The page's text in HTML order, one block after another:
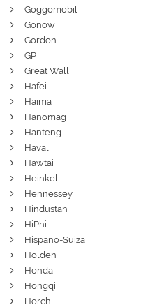
Goggomobil
Gonow
Gordon
GP
Great Wall
Hafei
Haima
Hanomag
Hanteng
Haval
Hawtai
Heinkel
Hennessey
Hindustan
HiPhi
Hispano-Suiza
Holden
Honda
Hongqi
Horch